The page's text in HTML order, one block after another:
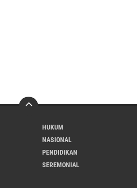
HUKUM
NASIONAL
PENDIDIKAN
SEREMONIAL